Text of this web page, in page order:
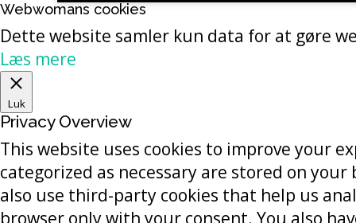
Webwomans cookies
Dette website samler kun data for at gøre
Læs mere
Luk
Privacy Overview
This website uses cookies to improve your
categorized as necessary are stored on
also use third-party cookies that help us
browser only with your consent. You also